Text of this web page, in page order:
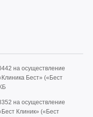
на осуществление
Бест» («Бест
на осуществление
Клиник» («Бест